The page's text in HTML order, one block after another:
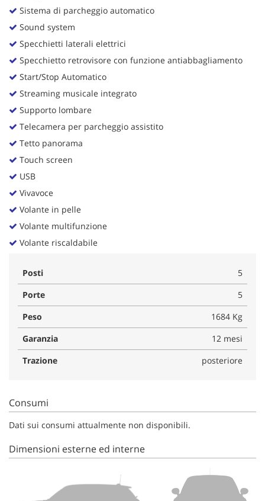
Sistema di parcheggio automatico
Sound system
Specchietti laterali elettrici
Specchietto retrovisore con funzione antiabbagliamento
Start/Stop Automatico
Streaming musicale integrato
Supporto lombare
Telecamera per parcheggio assistito
Tetto panorama
Touch screen
USB
Vivavoce
Volante in pelle
Volante multifunzione
Volante riscaldabile
Posti
5
Porte
5
Peso
1684 Kg
Garanzia
12 mesi
Trazione
posteriore
Consumi
Dati sui consumi attualmente non disponibili.
Dimensioni esterne ed interne